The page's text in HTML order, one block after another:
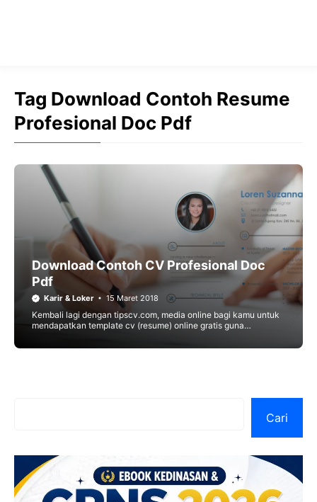
Tag Download Contoh Resume
Profesional Doc Pdf
Download Contoh CV Profesional Doc
Pdf
Karir & Loker 15 Maret 2018
Kembali lagi dengan tipscv.com, media online bagi kamu untuk
mendapatkan template cv (resume) online gratis guna
format template
Cari